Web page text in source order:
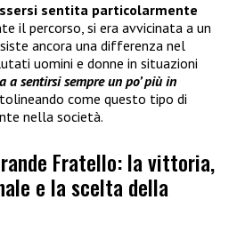
sentita particolarmente
il percorso, si era avvicinata a un
ancora una differenza nel
uomini e donne in situazioni
a sentirsi sempre un po’ più in
come questo tipo di
nella società.
Fratello: la vittoria,
e la scelta della